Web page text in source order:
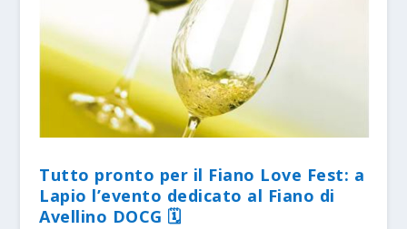
Tutto pronto per il Fiano Love Fest: a
Lapio l’evento dedicato al Fiano di
Avellino DOCG 🗓